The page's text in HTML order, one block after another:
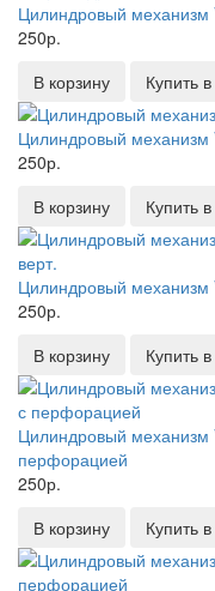
Цилиндровый механизм
250р.
В корзину
Купить
Цилиндровый механизм
250р.
В корзину
Купить
Цилиндровый механизм
250р.
В корзину
Купить
Цилиндровый механизм
перфорацией
250р.
В корзину
Купить